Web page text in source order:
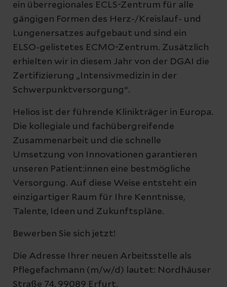
ein überregionales ECLS-Zentrum für alle
gängigen Formen des Herz-/Kreislauf- und
Lungenersatzes aufgebaut und sind ein
ELSO-gelistetes ECMO-Zentrum. Zusätzlich
erhielten wir in diesem Jahr von der DGAI die
Zertifizierung „Intensivmedizin in der
Schwerpunktversorgung“.
Helios ist der führende Klinikträger in Europa.
Die kollegiale und fachübergreifende
Zusammenarbeit und die schnelle
Umsetzung von Innovationen garantieren
unseren Patient:innen eine bestmögliche
Versorgung. Auf diese Weise entsteht ein
einzigartiger Raum für Ihre Kenntnisse,
Talente, Ideen und Zukunftspläne.
Bewerben Sie sich jetzt!
Die Adresse Ihrer neuen Arbeitsstelle als
Pflegefachmann (m/w/d) lautet: Nordhäuser
Straße 74, 99089 Erfurt.